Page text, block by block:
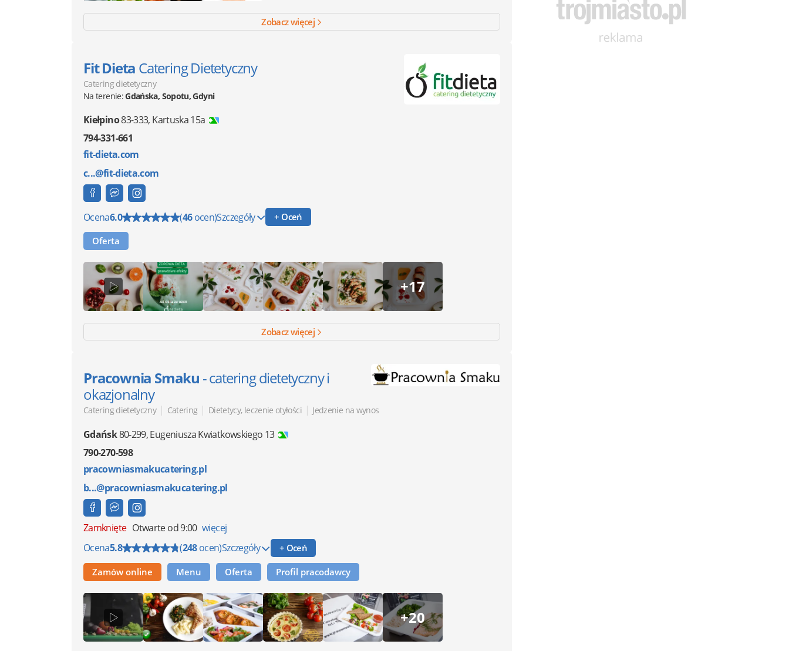
Zobacz więcej
Fit Dieta Catering Dietetyczny
Catering dietetyczny
Na terenie:Gdańska, Sopotu, Gdyni
Kiełpino83-333, Kartuska 15a
794-331-661
fit-dieta.com
c...@fit-dieta.com
Ocena6.0 (46ocen)Szczegóły + Oceń
Oferta
+17
Zobacz więcej
Pracownia Smaku - catering dietetyczny i
okazjonalny
Catering dietetyczny | Catering | Dietetycy, leczenie otyłości | Jedzenie na wynos
Gdańsk80-299,Eugeniusza Kwiatkowskiego 13
790-270-598
pracowniasmakucatering.pl
b...@pracowniasmakucatering.pl
Zamknięte Otwarte od 9:00 więcej
Ocena5.8 (248ocen)Szczegóły + Oceń
Zamów online Menu Oferta Profil pracodawcy
+20